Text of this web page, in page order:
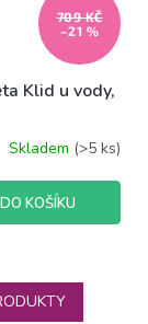
709 KČ
–21 %
Klid u vody,
Skladem (>5 ks)
DO KOŠÍKU